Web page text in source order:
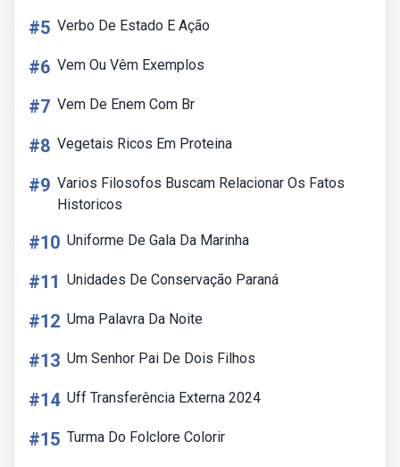
#5 Verbo De Estado E Ação
#6 Vem Ou Vêm Exemplos
#7 Vem De Enem Com Br
#8 Vegetais Ricos Em Proteina
#9 Varios Filosofos Buscam Relacionar Os Fatos
Historicos
#10 Uniforme De Gala Da Marinha
#11 Unidades De Conservação Paraná
#12 Uma Palavra Da Noite
#13 Um Senhor Pai De Dois Filhos
#14 Uff Transferência Externa 2024
#15 Turma Do Folclore Colorir